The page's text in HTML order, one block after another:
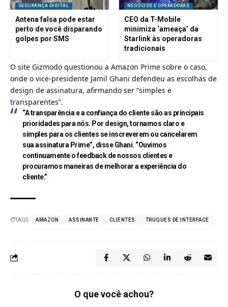
SEGURANÇA DIGITAL
Antena falsa pode estar
perto de você disparando
golpes por SMS
NEGÓCIOS E OPERADORAS
CEO da T-Mobile
minimiza ‘ameaça’ da
Starlink às operadoras
tradicionais
O site Gizmodo questionou a Amazon Prime sobre o caso,
onde o vice-presidente Jamil Ghani defendeu as escolhas de
design de assinatura, afirmando ser “simples e
transparentes”.
“A transparência e a confiança do cliente são as principais
prioridades para nós. Por design, tornamos claro e
simples para os clientes se inscreverem ou cancelarem
sua assinatura Prime”, disse Ghani. “Ouvimos
continuamente o feedback de nossos clientes e
procuramos maneiras de melhorar a experiência do
cliente.”
TAGS: AMAZON ASSINANTE CLIENTES TRUQUES DE INTERFACE
O que você achou?